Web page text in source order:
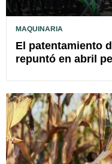
MAQUINARIA
El patentamiento
repuntó en abril